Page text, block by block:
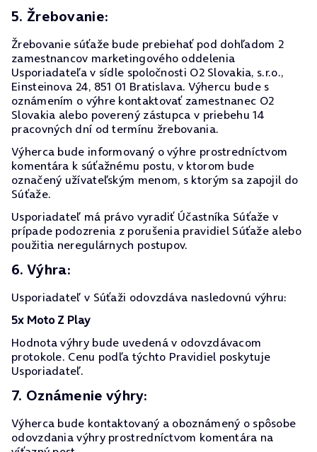
5. Žrebovanie:
Žrebovanie súťaže bude prebiehať pod dohľadom 2
zamestnancov marketingového oddelenia
Usporiadateľa v sídle spoločnosti O2 Slovakia, s.r.o.,
Einsteinova 24, 851 01 Bratislava. Výhercu bude s
oznámením o výhre kontaktovať zamestnanec O2
Slovakia alebo poverený zástupca v priebehu 14
pracovných dní od termínu žrebovania.
Výherca bude informovaný o výhre prostredníctvom
komentára k súťažnému postu, v ktorom bude
označený užívateľským menom, s ktorým sa zapojil do
Súťaže.
Usporiadateľ má právo vyradiť Účastníka Súťaže v
prípade podozrenia z porušenia pravidiel Súťaže alebo
použitia neregulárnych postupov.
6. Výhra:
Usporiadateľ v Súťaži odovzdáva nasledovnú výhru:
5x Moto Z Play
Hodnota výhry bude uvedená v odovzdávacom
protokole. Cenu podľa týchto Pravidiel poskytuje
Usporiadateľ.
7. Oznámenie výhry:
Výherca bude kontaktovaný a oboznámený o spôsobe
odovzdania výhry prostredníctvom komentára na